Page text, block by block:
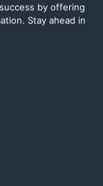
by offering
Stay ahead in